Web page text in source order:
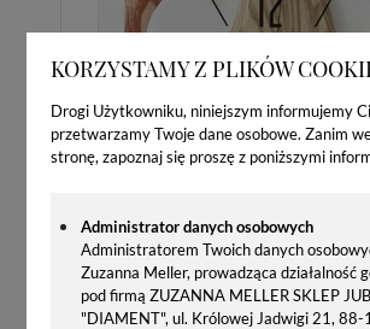
KORZYSTAMY Z PLIKÓW
Drogi Użytkowniku, niniejszym informujemy
przetwarzamy Twoje dane osobowe. Zanim
stronę, zapoznaj się proszę z poniższymi
Administrator danych osobowych
Administratorem Twoich danych
Zuzanna Meller, prowadząca działalność
pod firmą ZUZANNA MELLER SKLEP
"DIAMENT", ul. Królowej Jadwigi 21, 88-